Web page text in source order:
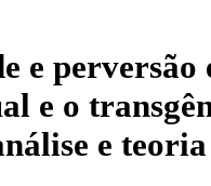
e perversão
e o
e